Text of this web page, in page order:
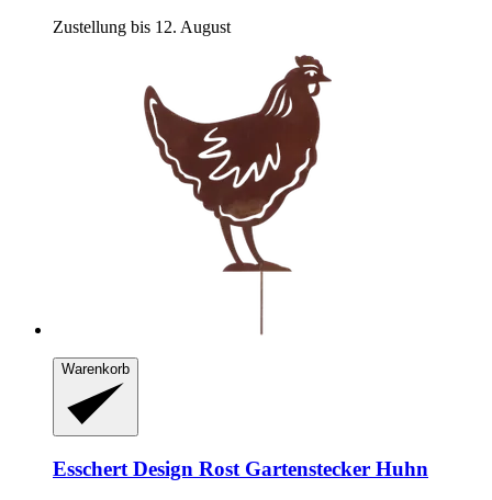
Zustellung bis 12. August
Warenkorb
Esschert Design Rost Gartenstecker Huhn